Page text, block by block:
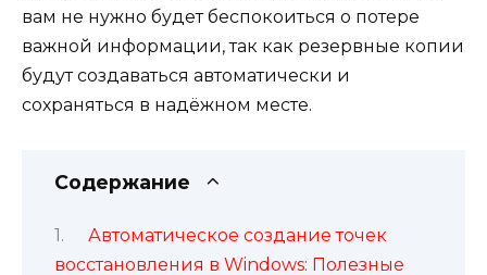
вам не нужно будет беспокоиться о потере
важной информации, так как резервные копии
будут создаваться автоматически и
сохраняться в надёжном месте.
Содержание
Автоматическое создание точек
восстановления в Windows: Полезные